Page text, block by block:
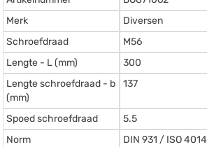
Merk
Diversen
Schroefdraad
M56
Lengte - L (mm)
300
Lengte schroefdraad - b
(mm)
137
Spoed schroefdraad
5.5
Norm
DIN 931 / ISO 4014